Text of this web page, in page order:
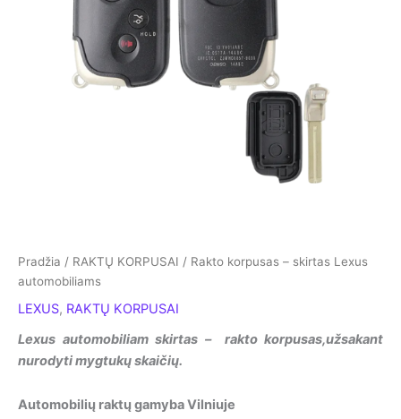
Pradžia / RAKTŲ KORPUSAI / Rakto korpusas – skirtas Lexus
automobiliams
LEXUS, RAKTŲ KORPUSAI
Lexus automobiliam skirtas – rakto korpusas,užsakant
nurodyti mygtukų skaičių.
Automobilių raktų gamyba Vilniuje